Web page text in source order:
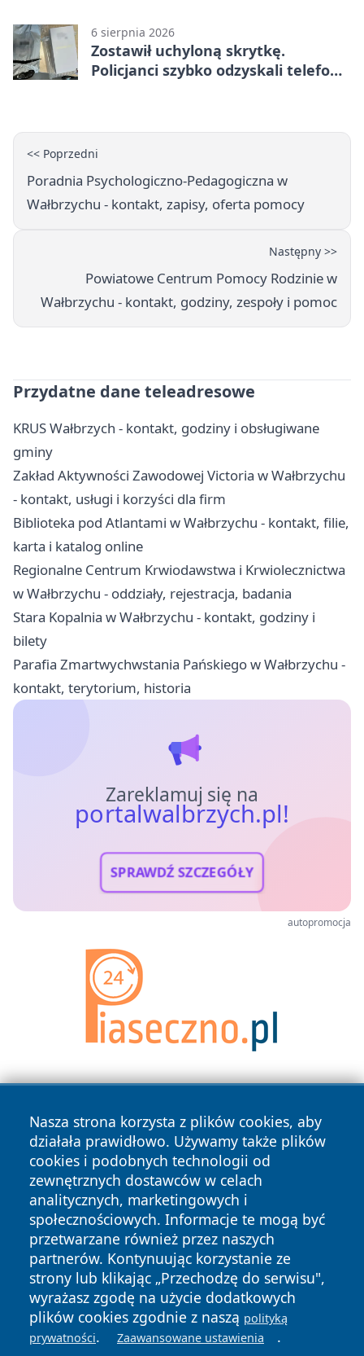
6 sierpnia 2026
Zostawił uchyloną skrytkę.
Policjanci szybko odzyskali telefon
<< Poprzedni
Poradnia Psychologiczno-Pedagogiczna w
Wałbrzychu - kontakt, zapisy, oferta pomocy
Następny >>
Powiatowe Centrum Pomocy Rodzinie w
Wałbrzychu - kontakt, godziny, zespoły i pomoc
Przydatne dane teleadresowe
KRUS Wałbrzych - kontakt, godziny i obsługiwane
gminy
Zakład Aktywności Zawodowej Victoria w Wałbrzychu
- kontakt, usługi i korzyści dla firm
Biblioteka pod Atlantami w Wałbrzychu - kontakt, filie,
karta i katalog online
Regionalne Centrum Krwiodawstwa i Krwiolecznictwa
w Wałbrzychu - oddziały, rejestracja, badania
Stara Kopalnia w Wałbrzychu - kontakt, godziny i
bilety
Parafia Zmartwychwstania Pańskiego w Wałbrzychu -
kontakt, terytorium, historia
Zareklamuj się na
portalwalbrzych.pl!
SPRAWDŹ SZCZEGÓŁY
autopromocja
Nasza strona korzysta z plików cookies, aby
działała prawidłowo. Używamy także plików
cookies i podobnych technologii od
zewnętrznych dostawców w celach
analitycznych, marketingowych i
społecznościowych. Informacje te mogą być
przetwarzane również przez naszych
partnerów. Kontynuując korzystanie ze
strony lub klikając „Przechodzę do serwisu",
wyrażasz zgodę na użycie dodatkowych
plików cookies zgodnie z naszą polityką
prywatności. Zaawansowane ustawienia .
Copyright © 2026 portalwalbrzych.pl Wszystkie prawa
zastrzeżone.
News Autorzy
Polityka
Prywatności
Polityka
Cookies